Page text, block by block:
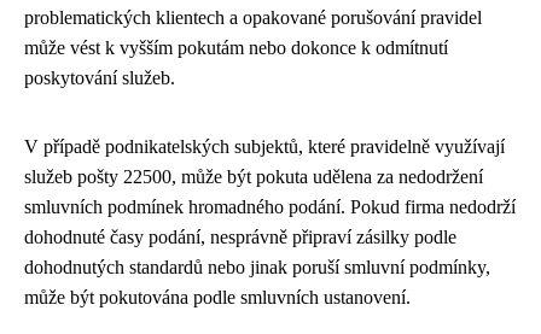
problematických klientech a opakované porušování pravidel
může vést k vyšším pokutám nebo dokonce k odmítnutí
poskytování služeb.
V případě podnikatelských subjektů, které pravidelně využívají
služeb pošty 22500, může být pokuta udělena za nedodržení
smluvních podmínek hromadného podání. Pokud firma nedodrží
dohodnuté časy podání, nesprávně připraví zásilky podle
dohodnutých standardů nebo jinak poruší smluvní podmínky,
může být pokutována podle smluvních ustanovení.